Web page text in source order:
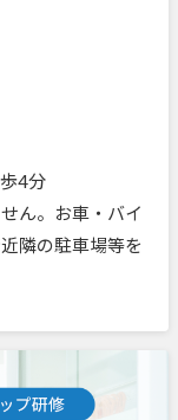
4分
ん。お車・バイ
隣の駐車場等を